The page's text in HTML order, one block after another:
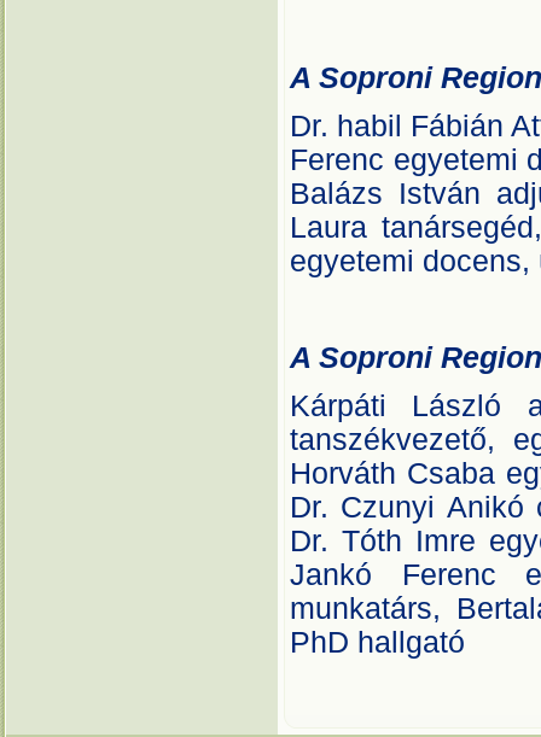
A Soproni
Dr. habil Fábián
Ferenc egyetemi
Balázs István
Laura
egyetemi
A Soproni
Kárpáti László
tanszékvezető,
Horváth Csaba
Dr. Czunyi Anikó
Dr. Tóth Imre
Jankó Ferenc
munkatárs,
PhD hallgató